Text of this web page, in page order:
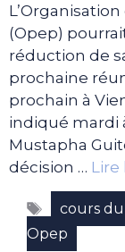
(Opep)
réduction de
prochaine
prochain à
indiqué mardi
Mustapha
décision … Lire
cours
Opep